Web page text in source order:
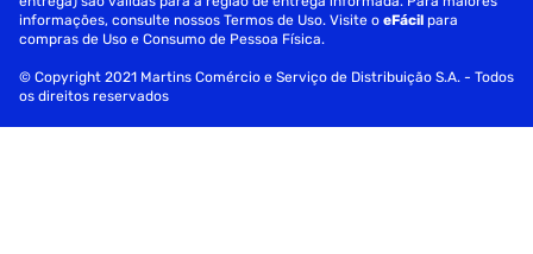
informações, consulte nossos Termos de Uso. Visite oeFácil para
compras de Uso e Consumo de Pessoa Física.
© Copyright 2021 Martins Comércio e Serviço de Distribuição S.A. - Todos
os direitos reservados